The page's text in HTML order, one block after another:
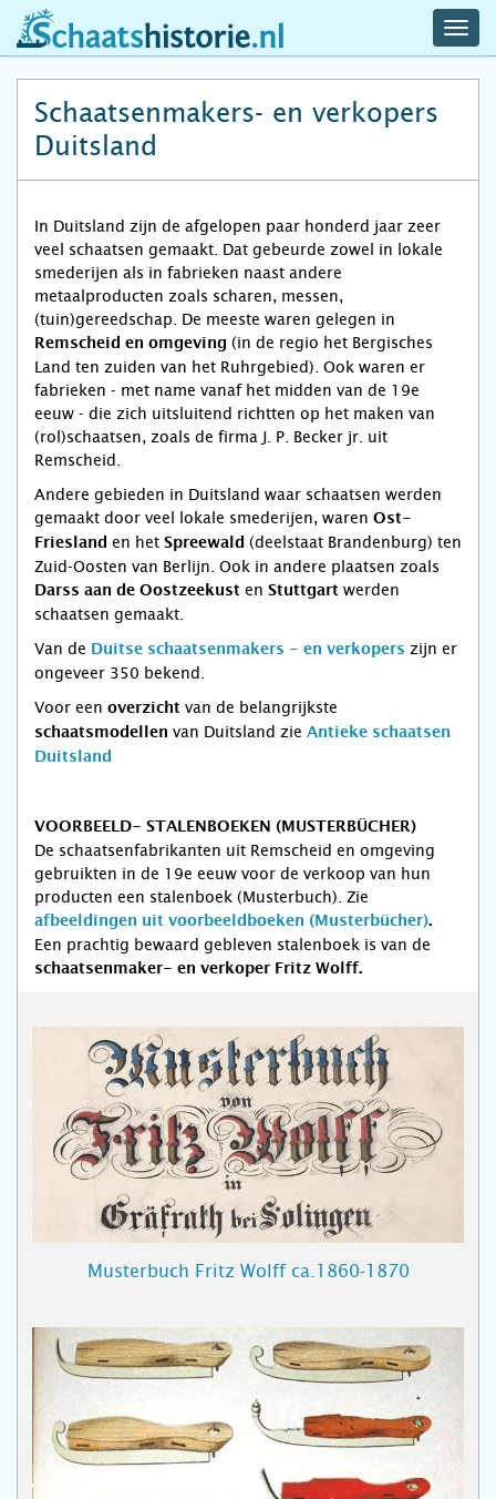
schaatshistorie.nl
Schaatsenmakers- en verkopers
Duitsland
In Duitsland zijn de afgelopen paar honderd jaar zeer
veel schaatsen gemaakt. Dat gebeurde zowel in lokale
smederijen als in fabrieken naast andere
metaalproducten zoals scharen, messen,
(tuin)gereedschap. De meeste waren gelegen in
Remscheid en omgeving (in de regio het Bergisches
Land ten zuiden van het Ruhrgebied). Ook waren er
fabrieken - met name vanaf het midden van de 19e
eeuw - die zich uitsluitend richtten op het maken van
(rol)schaatsen, zoals de firma J. P. Becker jr. uit
Remscheid.
Andere gebieden in Duitsland waar schaatsen werden
gemaakt door veel lokale smederijen, waren Ost-
Friesland en het Spreewald (deelstaat Brandenburg) ten
Zuid-Oosten van Berlijn. Ook in andere plaatsen zoals
Darss aan de Oostzeekust en Stuttgart werden
schaatsen gemaakt.
Van de Duitse schaatsenmakers - en verkopers zijn er
ongeveer 350 bekend.
Voor een overzicht van de belangrijkste
schaatsmodellen van Duitsland zie Antieke schaatsen
Duitsland
VOORBEELD- STALENBOEKEN (MUSTERBÜCHER)
De schaatsenfabrikanten uit Remscheid en omgeving
gebruikten in de 19e eeuw voor de verkoop van hun
producten een stalenboek (Musterbuch). Zie
afbeeldingen uit voorbeeldboeken (Musterbücher).
Een prachtig bewaard gebleven stalenboek is van de
schaatsenmaker- en verkoper Fritz Wolff.
Musterbuch Fritz Wolff ca.1860-1870